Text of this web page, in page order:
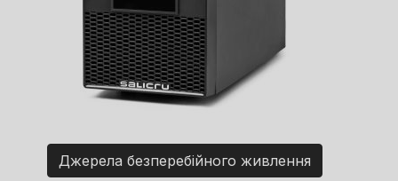
Джерела безперебійного живлення